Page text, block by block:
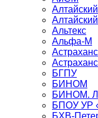
Альтекс
Альфа-М
БГПУ
БИНОМ
БИНОМ.
БПОУ УР